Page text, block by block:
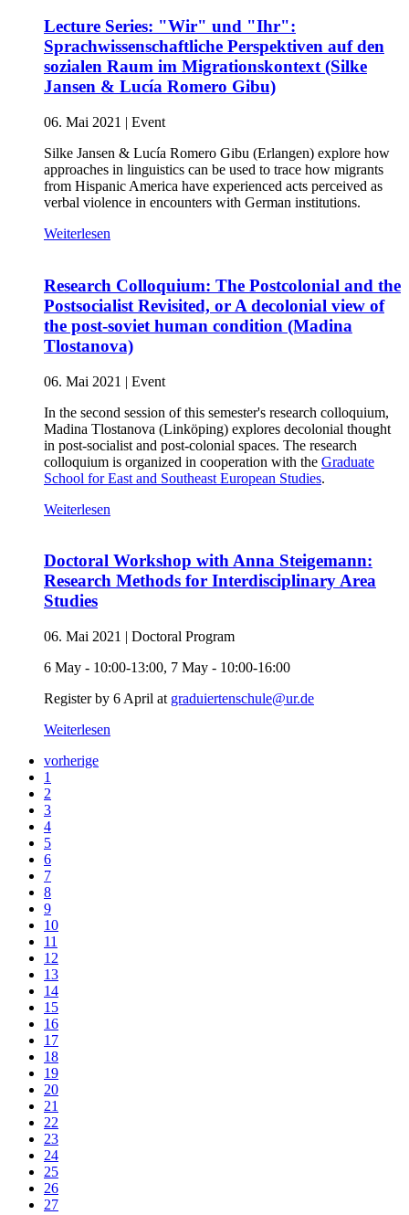
Lecture Series: "Wir" und "Ihr":
Sprachwissenschaftliche Perspektiven auf den
sozialen Raum im Migrationskontext (Silke
Jansen & Lucía Romero Gibu)
06. Mai 2021 | Event
Silke Jansen & Lucía Romero Gibu (Erlangen) explore how
approaches in linguistics can be used to trace how migrants
from Hispanic America have experienced acts perceived as
verbal violence in encounters with German institutions.
Weiterlesen
Research Colloquium: The Postcolonial and the
Postsocialist Revisited, or A decolonial view of
the post-soviet human condition (Madina
Tlostanova)
06. Mai 2021 | Event
In the second session of this semester's research colloquium,
Madina Tlostanova (Linköping) explores decolonial thought
in post-socialist and post-colonial spaces. The research
colloquium is organized in cooperation with the Graduate
School for East and Southeast European Studies.
Weiterlesen
Doctoral Workshop with Anna Steigemann:
Research Methods for Interdisciplinary Area
Studies
06. Mai 2021 | Doctoral Program
6 May - 10:00-13:00, 7 May - 10:00-16:00
Register by 6 April at graduiertenschule@ur.de
Weiterlesen
vorherige
1
2
3
4
5
6
7
8
9
10
11
12
13
14
15
16
17
18
19
20
21
22
23
24
25
26
27